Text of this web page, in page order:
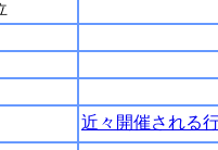
近々開催される